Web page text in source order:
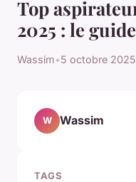
Top
2025 : le
Wassim•5 octobre 2025
W Wassim
TAGS